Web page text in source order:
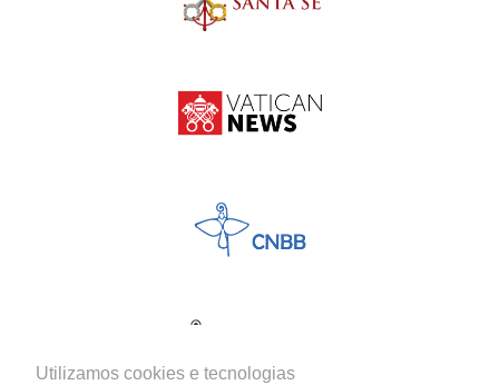
Utilizamos cookies e tecnologias